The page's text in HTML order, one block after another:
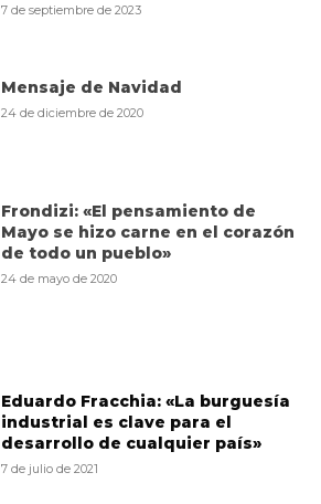
7 de septiembre de 2023
Mensaje de Navidad
24 de diciembre de 2020
Frondizi: «El pensamiento de
Mayo se hizo carne en el corazón
de todo un pueblo»
24 de mayo de 2020
Eduardo Fracchia: «La burguesía
industrial es clave para el
desarrollo de cualquier país»
7 de julio de 2021